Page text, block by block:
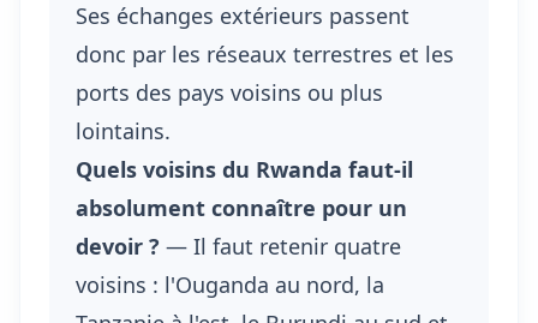
Ses échanges extérieurs passent
donc par les réseaux terrestres et les
ports des pays voisins ou plus
lointains.
Quels voisins du Rwanda faut-il
absolument connaître pour un
devoir ? — Il faut retenir quatre
voisins : l'Ouganda au nord, la